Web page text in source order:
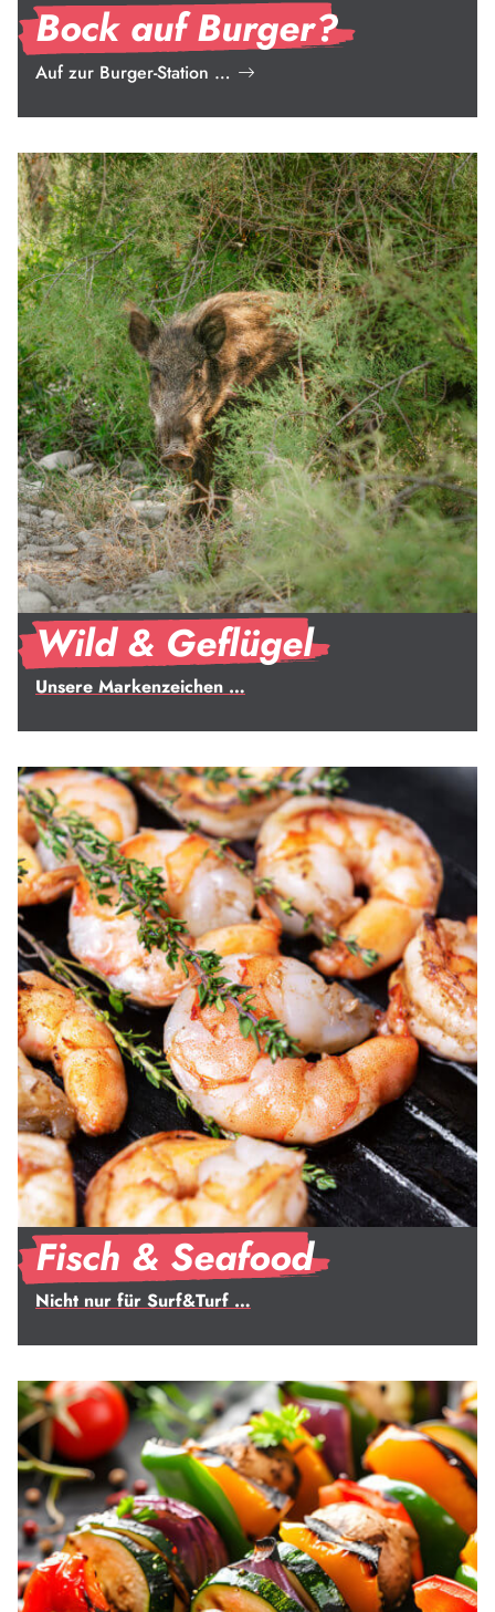
Bock auf Burger?
Auf zur Burger-Station …
Wild & Geflügel
Unsere Markenzeichen …
Fisch & Seafood
Nicht nur für Surf&Turf …